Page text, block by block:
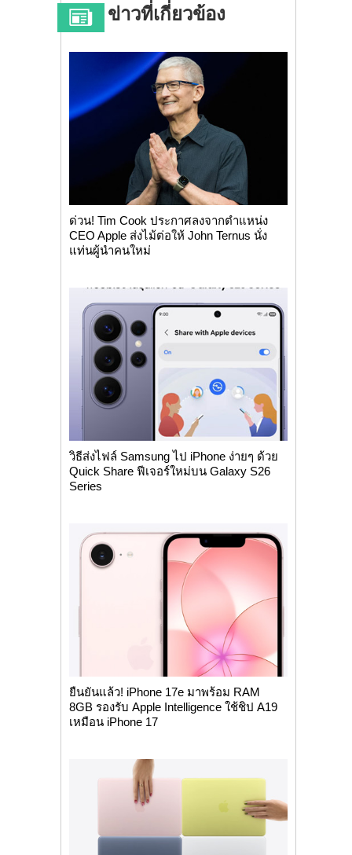
ข่าวที่เกี่ยวข้อง
ด่วน! Tim Cook ประกาศลงจากตำแหน่ง
CEO Apple ส่งไม้ต่อให้ John Ternus นั่ง
แท่นผู้นำคนใหม่
วิธีส่งไฟล์ Samsung ไป iPhone ง่ายๆ ด้วย
Quick Share ฟีเจอร์ใหม่บน Galaxy S26
Series
ยืนยันแล้ว! iPhone 17e มาพร้อม RAM
8GB รองรับ Apple Intelligence ใช้ชิป A19
เหมือน iPhone 17